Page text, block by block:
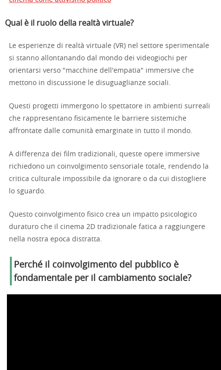
Qual è il ruolo della realtà virtuale?
Le esperienze di realtà virtuale (VR) nel settore sperimentale
si stanno allontanando dal mondo dei videogiochi per
orientarsi verso "macchine dell'empatia" immersive che
mettono in discussione le disuguaglianze sociali.
Questi progetti immergono lo spettatore in ambienti surreali
che rappresentano fisicamente le barriere sistemiche
affrontate dalle comunità emarginate in tutto il mondo.
A differenza dei film tradizionali, queste opere immersive
richiedono un coinvolgimento sensoriale totale, rendendo la
critica culturale impossibile da ignorare o da cui distogliere
lo sguardo.
Questo coinvolgimento fisico crea un impatto psicologico
duraturo che il cinema 2D tradizionale fatica a raggiungere
nella nostra epoca distratta.
Perché il coinvolgimento del pubblico è
fondamentale per il cambiamento sociale?